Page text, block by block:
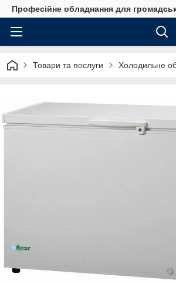
Професійне обладнання для
Товари та послуги Холодильне